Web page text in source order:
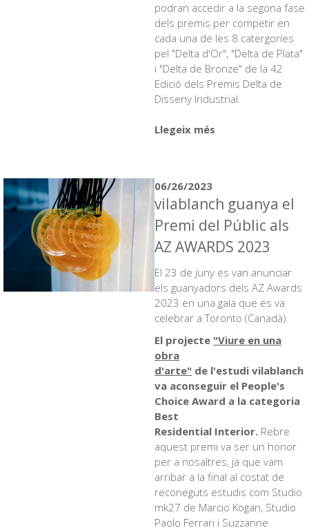
podran accedir a la segona fase
dels premis per competir en
cada una de les 8 catergoríes
pel "Delta d'Or", "Delta de Plata"
i "Delta de Bronze" de la 42
Edició dels Premis Delta de
Disseny Industrial.
Llegeix més
06/26/2023
vilablanch guanya el
Premi del Públic als
AZ AWARDS 2023
El 23 de juny es van anunciar
els guanyadors dels AZ Awards
2023 en una gala que es va
celebrar a Toronto (Canadà)
El projecte "Viure en una
obra
d'arte" de l'estudi vilablanch
va aconseguir el People's
Choice Award a la categoria
Best
Residential Interior. Rebre
aquest premi va ser un honor
per a nosaltres, ja que vam
arribar a la final al costat de
reconeguts estudis com Studio
mk27 de Marcio Kogan, Studio
Paolo Ferrari i Suzzanne